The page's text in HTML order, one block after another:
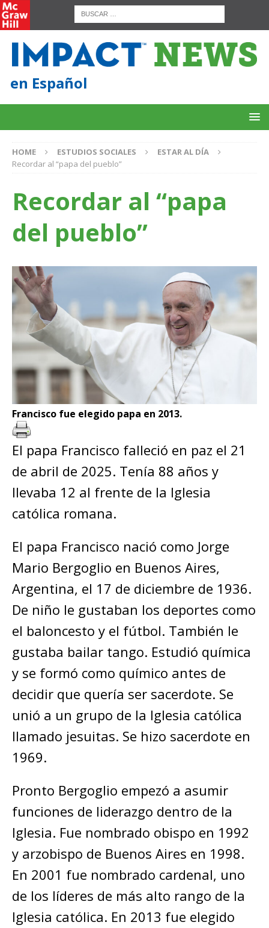
en Español
HOME ESTUDIOS SOCIALES
ESTAR AL DÍA
Recordar al “papa del pueblo”
Recordar al “papa
del pueblo”
Francisco fue elegido papa en 2013.
El papa Francisco falleció en paz el 21
de abril de 2025. Tenía 88 años y
llevaba 12 al frente de la Iglesia
católica romana.
El papa Francisco nació como Jorge
Mario Bergoglio en Buenos Aires,
Argentina, el 17 de diciembre de 1936.
De niño le gustaban los deportes como
el baloncesto y el fútbol. También le
gustaba bailar tango. Estudió química
y se formó como químico antes de
decidir que quería ser sacerdote. Se
unió a un grupo de la Iglesia católica
llamado jesuitas. Se hizo sacerdote en
1969.
Pronto Bergoglio empezó a asumir
funciones de liderazgo dentro de la
Iglesia. Fue nombrado obispo en 1992
y arzobispo de Buenos Aires en 1998.
En 2001 fue nombrado cardenal, uno
de los líderes de más alto rango de la
Iglesia católica. En 2013 fue elegido